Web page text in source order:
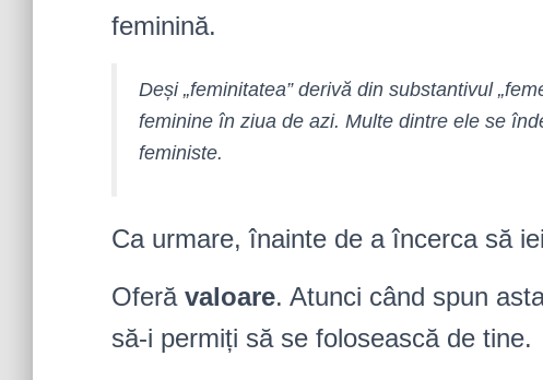
feminină.
Deși „feminitatea” derivă din substantivul
feminine în ziua de azi. Multe dintre ele se
feministe.
Ca urmare, înainte de a încerca să
Oferă valoare. Atunci când spun
să-i permiți să se folosească de tine.